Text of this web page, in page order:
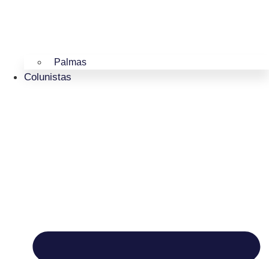
Palmas
Colunistas